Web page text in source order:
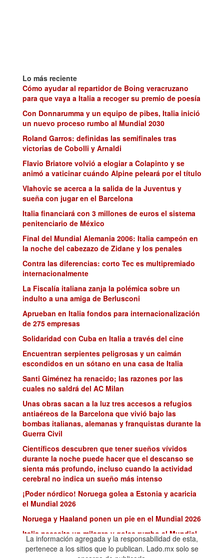
Lo más reciente
Cómo ayudar al repartidor de Boing veracruzano
para que vaya a Italia a recoger su premio de poesía
Con Donnarumma y un equipo de pibes, Italia inició
un nuevo proceso rumbo al Mundial 2030
Roland Garros: definidas las semifinales tras
victorias de Cobolli y Arnaldi
Flavio Briatore volvió a elogiar a Colapinto y se
animó a vaticinar cuándo Alpine peleará por el título
Vlahovic se acerca a la salida de la Juventus y
sueña con jugar en el Barcelona
Italia financiará con 3 millones de euros el sistema
penitenciario de México
Final del Mundial Alemania 2006: Italia campeón en
la noche del cabezazo de Zidane y los penales
Contra las diferencias: corto Tec es multipremiado
internacionalmente
La Fiscalía italiana zanja la polémica sobre un
indulto a una amiga de Berlusconi
Aprueban en Italia fondos para internacionalización
de 275 empresas
Solidaridad con Cuba en Italia a través del cine
Encuentran serpientes peligrosas y un caimán
escondidos en un sótano en una casa de Italia
Santi Giménez ha renacido; las razones por las
cuales no saldrá del AC Milan
Unas obras sacan a la luz tres accesos a refugios
antiaéreos de la Barcelona que vivió bajo las
bombas italianas, alemanas y franquistas durante la
Guerra Civil
Científicos descubren que tener sueños vívidos
durante la noche puede hacer que el descanso se
sienta más profundo, incluso cuando la actividad
cerebral no indica un sueño más intenso
¡Poder nórdico! Noruega golea a Estonia y acaricia
el Mundial 2026
Noruega y Haaland ponen un pie en el Mundial 2026
Italia necesita un milagro y goles rumbo al Mundial
2026
La información agregada y la responsabilidad de esta,
pertenece a los sitios que lo publican. Lado.mx solo se